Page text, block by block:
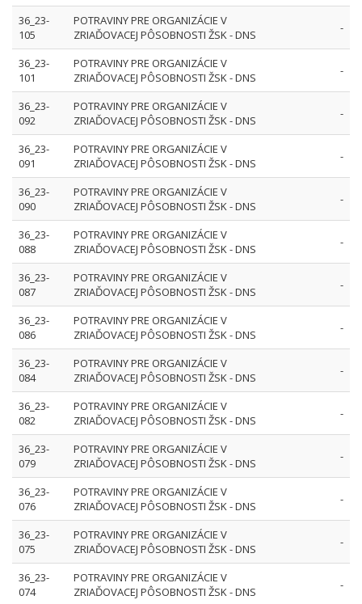
36_23-
105
POTRAVINY PRE ORGANIZÁCIE V
ZRIAĎOVACEJ PÔSOBNOSTI ŽSK - DNS
-
36_23-
101
POTRAVINY PRE ORGANIZÁCIE V
ZRIAĎOVACEJ PÔSOBNOSTI ŽSK - DNS
-
36_23-
092
POTRAVINY PRE ORGANIZÁCIE V
ZRIAĎOVACEJ PÔSOBNOSTI ŽSK - DNS
-
36_23-
091
POTRAVINY PRE ORGANIZÁCIE V
ZRIAĎOVACEJ PÔSOBNOSTI ŽSK - DNS
-
36_23-
090
POTRAVINY PRE ORGANIZÁCIE V
ZRIAĎOVACEJ PÔSOBNOSTI ŽSK - DNS
-
36_23-
088
POTRAVINY PRE ORGANIZÁCIE V
ZRIAĎOVACEJ PÔSOBNOSTI ŽSK - DNS
-
36_23-
087
POTRAVINY PRE ORGANIZÁCIE V
ZRIAĎOVACEJ PÔSOBNOSTI ŽSK - DNS
-
36_23-
086
POTRAVINY PRE ORGANIZÁCIE V
ZRIAĎOVACEJ PÔSOBNOSTI ŽSK - DNS
-
36_23-
084
POTRAVINY PRE ORGANIZÁCIE V
ZRIAĎOVACEJ PÔSOBNOSTI ŽSK - DNS
-
36_23-
082
POTRAVINY PRE ORGANIZÁCIE V
ZRIAĎOVACEJ PÔSOBNOSTI ŽSK - DNS
-
36_23-
079
POTRAVINY PRE ORGANIZÁCIE V
ZRIAĎOVACEJ PÔSOBNOSTI ŽSK - DNS
-
36_23-
076
POTRAVINY PRE ORGANIZÁCIE V
ZRIAĎOVACEJ PÔSOBNOSTI ŽSK - DNS
-
36_23-
075
POTRAVINY PRE ORGANIZÁCIE V
ZRIAĎOVACEJ PÔSOBNOSTI ŽSK - DNS
-
36_23-
074
POTRAVINY PRE ORGANIZÁCIE V
ZRIAĎOVACEJ PÔSOBNOSTI ŽSK - DNS
-